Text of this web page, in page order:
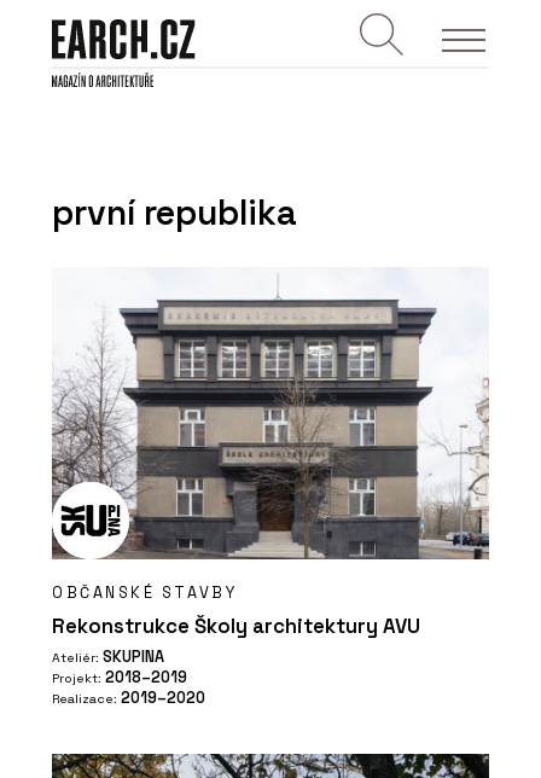
první republika
OBČANSKÉ STAVBY
Rekonstrukce Školy architektury AVU
Ateliér: SKUPINA
Projekt: 2018–2019
Realizace: 2019–2020